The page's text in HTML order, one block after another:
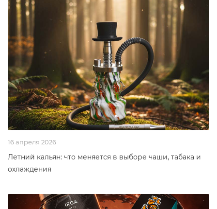
16 апреля 2026
Летний кальян: что меняется в выборе чаши, табака и
охлаждения